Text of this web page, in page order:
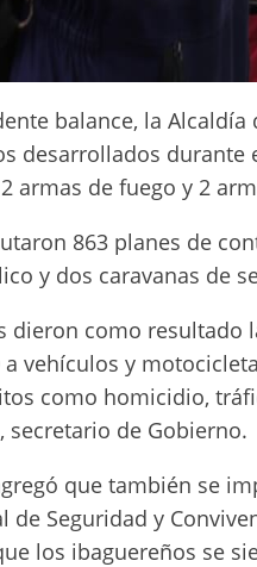
balance, la
desarrollados durante
armas de fuego y 2
863 planes de
y dos caravanas de
dieron como
a vehículos y
como homicidio,
secretario de Gobierno.
que también se
de Seguridad y
los ibaguereños se